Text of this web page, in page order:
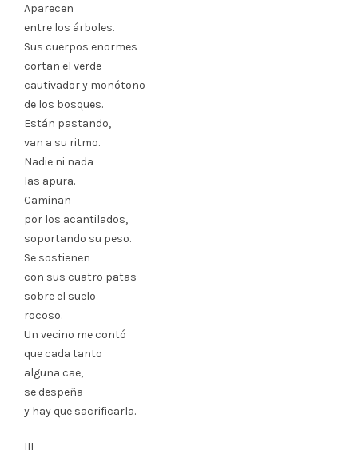
Aparecen
entre los árboles.
Sus cuerpos enormes
cortan el verde
cautivador y monótono
de los bosques.
Están pastando,
van a su ritmo.
Nadie ni nada
las apura.
Caminan
por los acantilados,
soportando su peso.
Se sostienen
con sus cuatro patas
sobre el suelo
rocoso.
Un vecino me contó
que cada tanto
alguna cae,
se despeña
y hay que sacrificarla.
III